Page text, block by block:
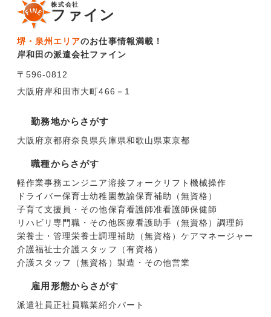
株式会社
ファイン
堺・泉州エリアのお仕事情報満載！
岸和田の派遣会社ファイン
〒596-0812
大阪府岸和田市大町466－1
勤務地からさがす
大阪府京都府奈良県兵庫県和歌山県東京都
職種からさがす
軽作業事務エンジニア溶接フォークリフト 機械操作
ドライバー保育士幼稚園教諭保育補助（無資格）
子育て支援員・その他保育看護師准看護師保健師
リハビリ専門職・その他医療看護助手（無資格）調理師
栄養士・管理栄養士調理補助（無資格） ケアマネージャー
介護福祉士介護スタッフ（有資格）
介護スタッフ（無資格） 製造・その他営業
雇用形態からさがす
派遣社員正社員職業紹介パート